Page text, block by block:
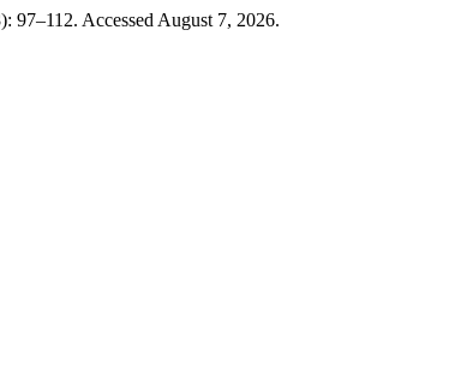
97–112. Accessed August 7, 2026.